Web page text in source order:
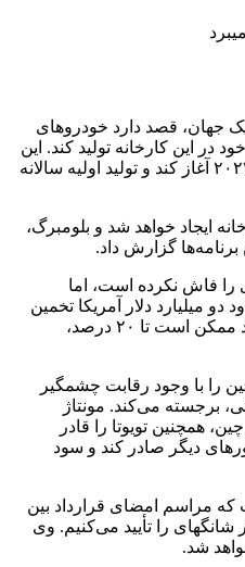
جهان، قصد دارد خودروهای
در این کارخانه تولید کند. این
کارخانه باید تولید خود را از سال ۲۰۲۷ آغاز کند و تولید اولیه سالانه
کارخانه ایجاد خواهد شد و بلومبرگ،
برنامه‌ها گزارش داد.
را فاش نکرده است، اما
میلیارد دلار آمریکا تخمین
زده‌اند و می‌گویند که کارخانه جدید ممکن است تا ۲۰ درصد،
را با وجود رقابت چشمگیر
برجسته می‌کند. مونتاژ
همچنین تویوتا را قادر
دیگر صادر کند و سود
که مراسم امضای قرارداد بین
را تأیید می‌کنیم. وی
شد.